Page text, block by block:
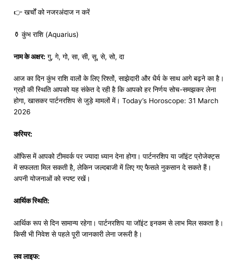
👉 खर्चों को नजरअंदाज न करें
⚱️ कुंभ राशि (Aquarius)
नाम के अक्षर: गु, गे, गो, सा, सी, सू, से, सो, दा
आज का दिन कुंभ राशि वालों के लिए रिश्तों, साझेदारी और धैर्य के साथ आगे बढ़ने का है।
ग्रहों की स्थिति आपको यह संकेत दे रही है कि आपको हर निर्णय सोच-समझकर लेना
होगा, खासकर पार्टनरशिप से जुड़े मामलों में। Today’s Horoscope: 31 March
2026
करियर:
ऑफिस में आपको टीमवर्क पर ज्यादा ध्यान देना होगा। पार्टनरशिप या जॉइंट प्रोजेक्ट्स
में सफलता मिल सकती है, लेकिन जल्दबाजी में लिए गए फैसले नुकसान दे सकते हैं।
अपनी योजनाओं को स्पष्ट रखें।
आर्थिक स्थिति:
आर्थिक रूप से दिन सामान्य रहेगा। पार्टनरशिप या जॉइंट इनकम से लाभ मिल सकता है।
किसी भी निवेश से पहले पूरी जानकारी लेना जरूरी है।
लव लाइफ: